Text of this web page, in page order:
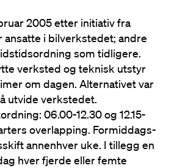
2005 etter initiativ fra
ansatte i bilverkstedet; andre
som tidligere.
verksted og teknisk utstyr
om dagen. Alternativet var
utvide verkstedet.
06.00-12.30 og 12.15-
overlapping. Formiddags-
annenhver uke. I tillegg en
hver fjerde eller femte